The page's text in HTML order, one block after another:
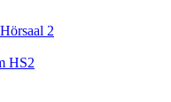
2
HS2